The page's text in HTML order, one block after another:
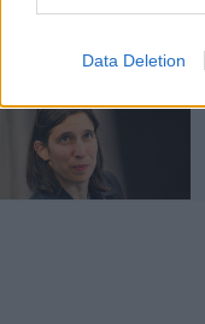
Data Deletion